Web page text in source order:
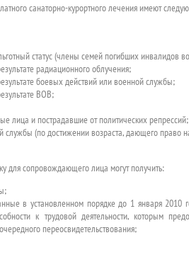
санаторно-курортного лечения имеют
статус (члены семей погибших инвалидов
радиационного облучения;
боевых действий или военной службы;
ВОВ;
лица и пострадавшие от политических репрессий;
службы (по достижении возраста, дающего право
для сопровождающего лица могут получить:
в установленном порядке до 1 января 2010
к трудовой деятельности, которым
переосвидетельствования;